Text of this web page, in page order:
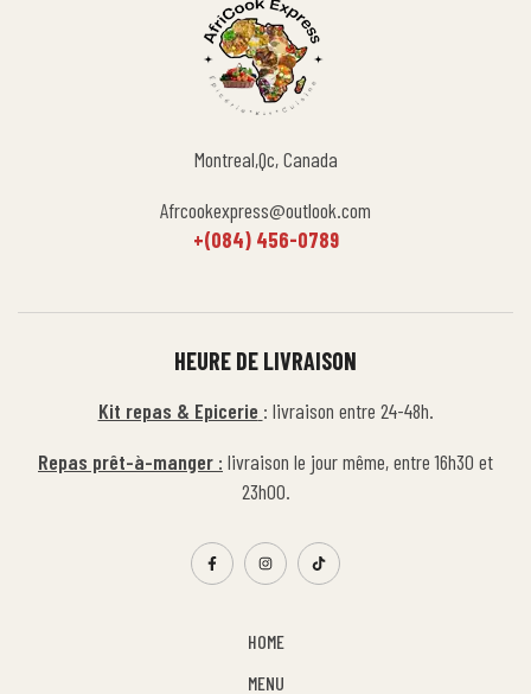
Montreal,Qc, Canada
Afrcookexpress@outlook.com
+(084) 456-0789
HOME
MENU
HEURE DE LIVRAISON
Kit repas & Epicerie : livraison entre 24-48h.
Repas prêt-à-manger : livraison le jour même, entre 16h30 et
23h00.